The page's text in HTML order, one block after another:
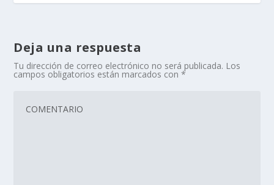
Deja una respuesta
Tu dirección de correo electrónico no será publicada. Los
campos obligatorios están marcados con*